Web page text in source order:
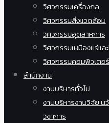
วิศวกรรมเครื่องกล
วิศวกรรมสิ่งแวดล้อม
วิศวกรรมอุตสาหการ
วิศวกรรมเหมืองแร่แล
วิศวกรรมคอมพิวเตอร์
สำนักงาน
งานบริหารทั่วไป
งานบริหารงานวิจัย น
วิชาการ